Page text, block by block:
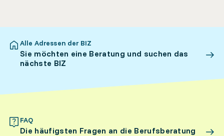
Alle Adressen der BIZ
Sie möchten eine Beratung und suchen das
nächste BIZ
FAQ
Die häufigsten Fragen an die Berufsberatung